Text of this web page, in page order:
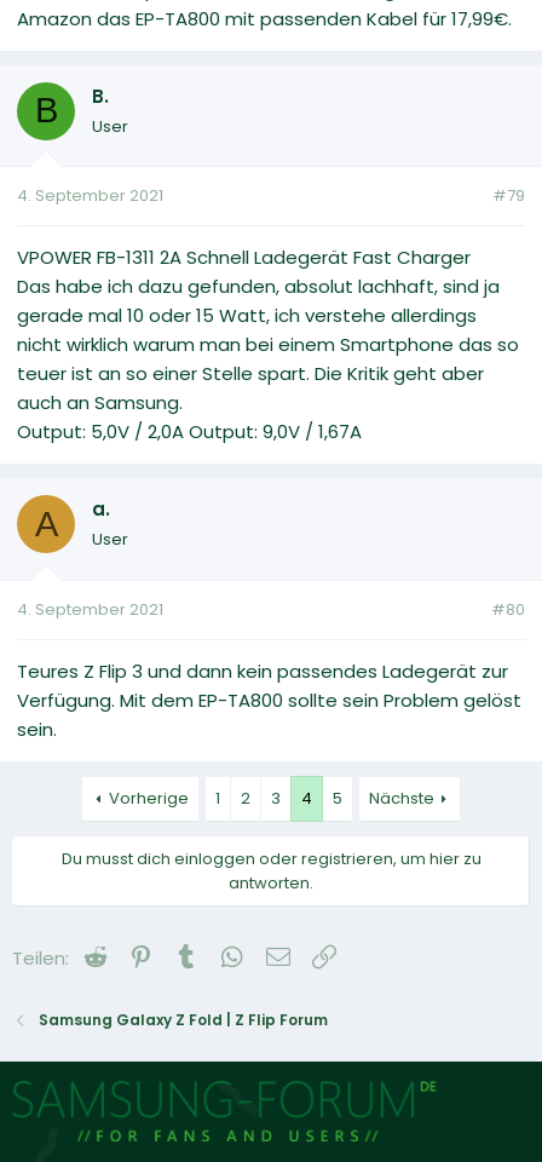
Amazon das EP-TA800 mit passenden Kabel für 17,99€.
B B.
User
4. September 2021 #79
VPOWER FB-1311 2A Schnell Ladegerät Fast Charger
Das habe ich dazu gefunden, absolut lachhaft, sind ja
gerade mal 10 oder 15 Watt, ich verstehe allerdings
nicht wirklich warum man bei einem Smartphone das so
teuer ist an so einer Stelle spart. Die Kritik geht aber
auch an Samsung.
Output: 5,0V / 2,0A Output: 9,0V / 1,67A
A a.
User
4. September 2021 #80
Teures Z Flip 3 und dann kein passendes Ladegerät zur
Verfügung. Mit dem EP-TA800 sollte sein Problem gelöst
sein.
Vorherige 1 2 3 4 5 Nächste
Du musst dich einloggen oder registrieren, um hier zu
antworten.
Teilen: Reddit Pinterest
Tumblr WhatsApp
E-Mail
Samsung Galaxy Z Fold | Z Flip Forum